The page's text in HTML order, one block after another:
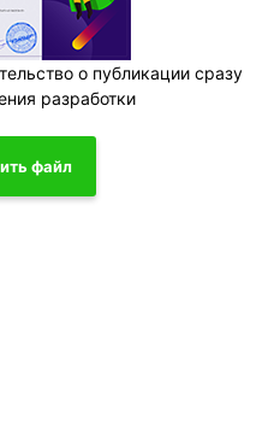
о публикации сразу
разработки
файл